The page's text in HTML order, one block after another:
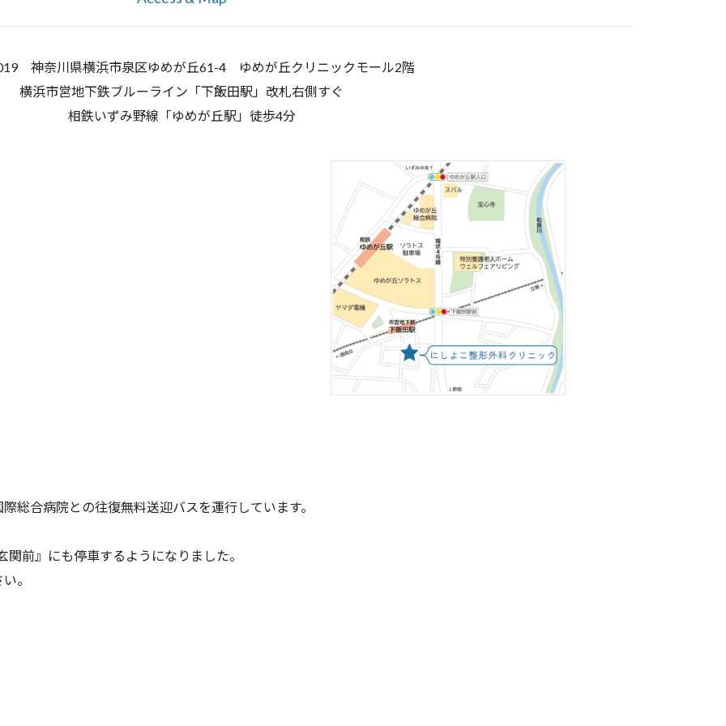
神奈川県横浜市泉区ゆめが丘61-4
ゆめが丘クリニックモール2階
横浜市営地下鉄ブルーライン「下飯田駅」改札右側すぐ
相鉄いずみ野線「ゆめが丘駅」徒歩4分
総合病院との往復無料送迎バスを運行しています。
前』にも停車するようになりました。
。